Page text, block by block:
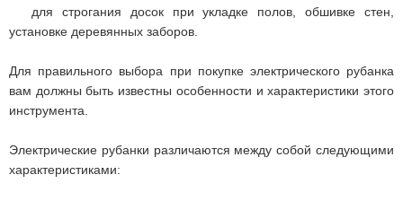
для строгания досок при укладке полов, обшивке стен,
установке деревянных заборов.
Для правильного выбора при покупке электрического рубанка
вам должны быть известны особенности и характеристики этого
инструмента.
Электрические рубанки различаются между собой следующими
характеристиками: